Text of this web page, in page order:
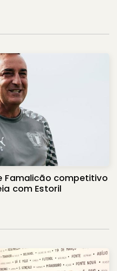
Famalicão competitivo
com Estoril